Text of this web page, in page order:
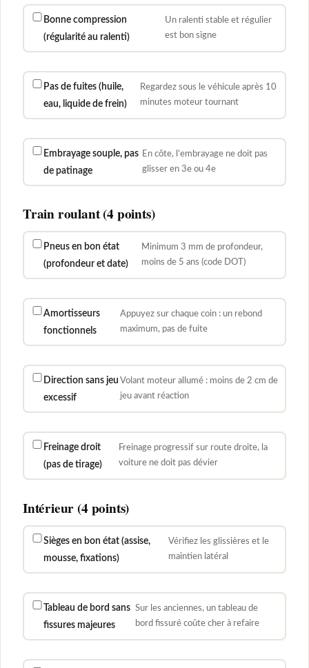
Bonne compression
(régularité au ralenti)
Un ralenti stable et régulier
est bon signe
Pas de fuites (huile,
eau, liquide de frein)
Regardez sous le véhicule après 10
minutes moteur tournant
Embrayage souple, pas
de patinage
En côte, l’embrayage ne doit pas
glisser en 3e ou 4e
Train roulant (4 points)
Pneus en bon état
(profondeur et date)
Minimum 3 mm de profondeur,
moins de 5 ans (code DOT)
Amortisseurs
fonctionnels
Appuyez sur chaque coin : un rebond
maximum, pas de fuite
Direction sans jeu
excessif
Volant moteur allumé : moins de 2 cm de
jeu avant réaction
Freinage droit
(pas de tirage)
Freinage progressif sur route droite, la
voiture ne doit pas dévier
Intérieur (4 points)
Sièges en bon état (assise,
mousse, fixations)
Vérifiez les glissières et le
maintien latéral
Tableau de bord sans
fissures majeures
Sur les anciennes, un tableau de
bord fissuré coûte cher à refaire